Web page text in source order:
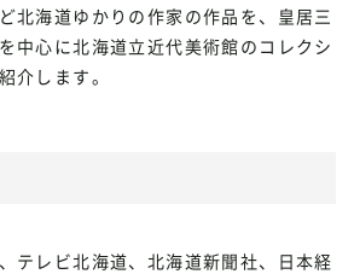
北海道ゆかりの作家の作品を、皇居三
中心に北海道立近代美術館のコレクシ
介します。
テレビ北海道、北海道新聞社、日本経